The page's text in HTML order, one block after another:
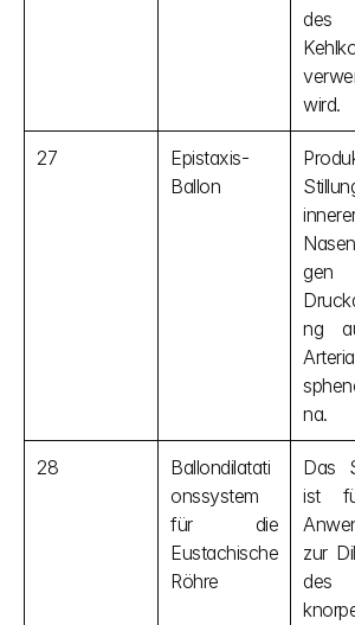
des
wird.
27
Epistaxis-
Ballon
gen
ng
Arteria
na.
28
Ballondilatati
onssystem
für die
Eustachische
Röhre
Das
ist
zur
des